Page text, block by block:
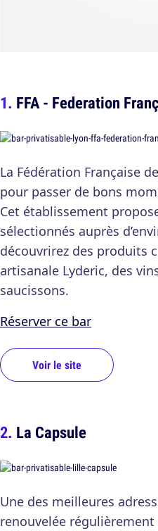
FFA - Federation
La Fédération Française
pour passer de bons
Cet établissement
sélectionnés auprès
découvrirez des produits
artisanale Lyderic, des
saucissons.
Réserver ce bar
Voir le site
La Capsule
Une des meilleures
renouvelée